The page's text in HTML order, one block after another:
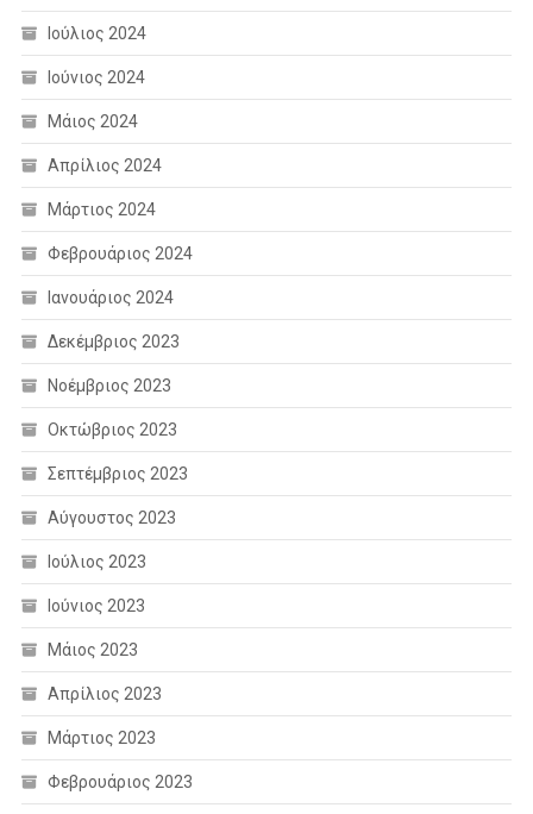
Ιούλιος 2024
Ιούνιος 2024
Μάιος 2024
Απρίλιος 2024
Μάρτιος 2024
Φεβρουάριος 2024
Ιανουάριος 2024
Δεκέμβριος 2023
Νοέμβριος 2023
Οκτώβριος 2023
Σεπτέμβριος 2023
Αύγουστος 2023
Ιούλιος 2023
Ιούνιος 2023
Μάιος 2023
Απρίλιος 2023
Μάρτιος 2023
Φεβρουάριος 2023